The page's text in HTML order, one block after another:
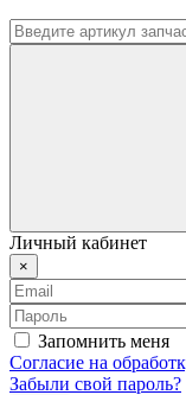
Личный кабинет
×
Запомнить меня
Согласие на
Забыли свой пароль?